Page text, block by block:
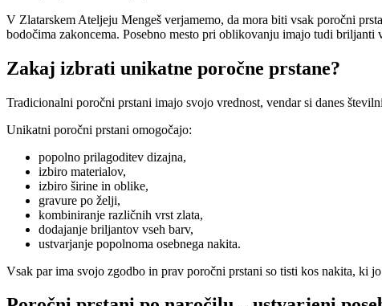
V Zlatarskem Ateljeju Mengeš verjamemo, da mora biti vsak poročni
bodočima zakoncema. Posebno mesto pri oblikovanju imajo tudi
Zakaj izbrati unikatne poročne prstane?
Tradicionalni poročni prstani imajo svojo vrednost, vendar si danes
Unikatni poročni prstani omogočajo:
popolno prilagoditev dizajna,
izbiro materialov,
izbiro širine in oblike,
gravure po želji,
kombiniranje različnih vrst zlata,
dodajanje briljantov vseh barv,
ustvarjanje popolnoma osebnega nakita.
Vsak par ima svojo zgodbo in prav poročni prstani so tisti kos nakita, ki